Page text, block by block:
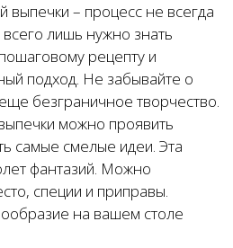
выпечки – процесс не всегда
лишь нужно знать
рецепту и
подход. Не забывайте о
безграничное творчество.
можно проявить
самые смелые идеи. Эта
фантазий. Можно
специи и приправы.
на вашем столе